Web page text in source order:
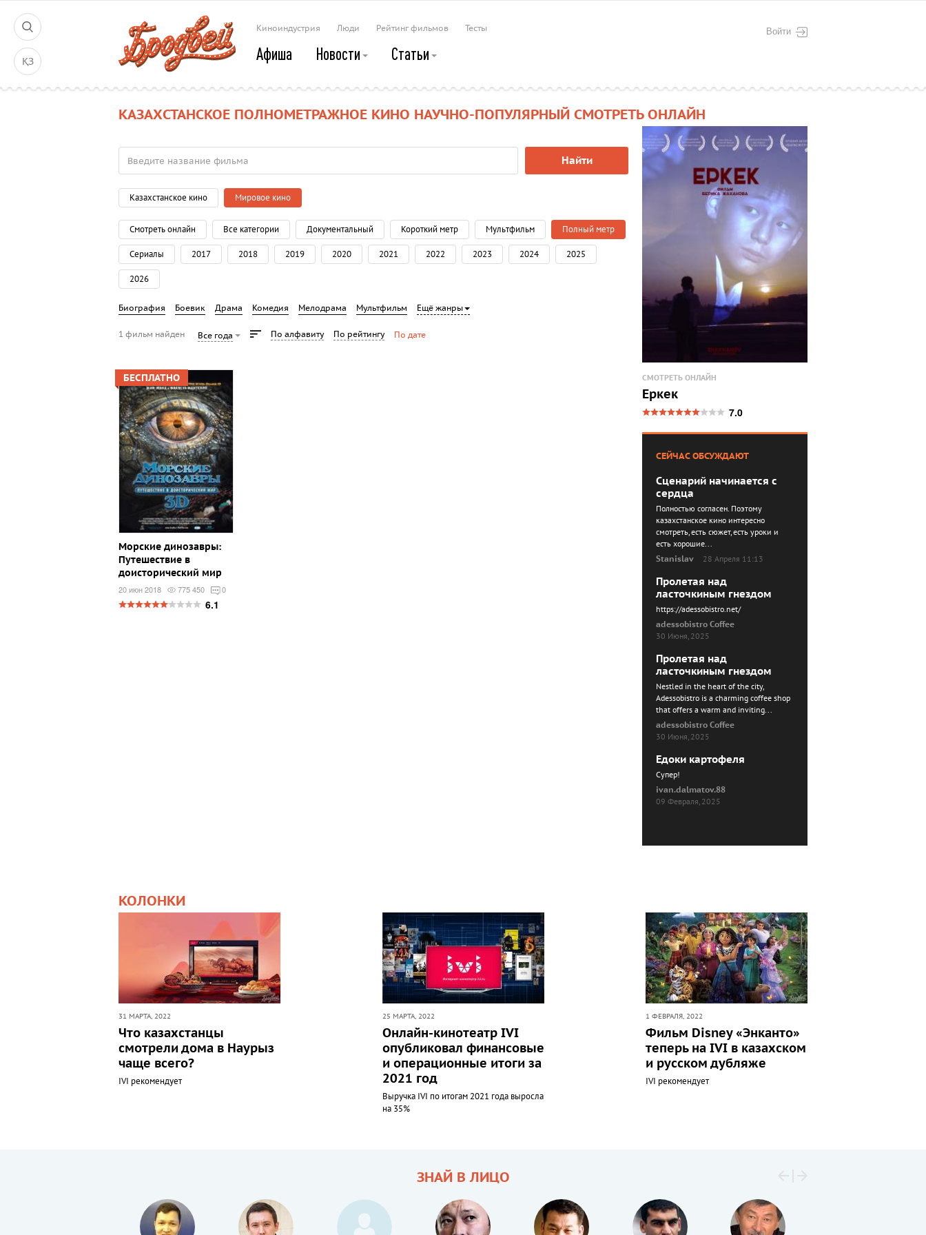
ҚЗ
Войти
Киноиндустрия Люди Рейтинг фильмов Тесты
Афиша Новости Статьи
КАЗАХСТАНСКОЕ ПОЛНОМЕТРАЖНОЕ КИНО НАУЧНО-ПОПУЛЯРНЫЙ СМОТРЕТЬ ОНЛАЙН
Найти
Казахстанское кино Мировое кино
Смотреть онлайн Все категории Документальный Короткий метр Мультфильм Полный метр
Сериалы 2017 2018 2019 2020 2021 2022 2023 2024 2025
2026
Биография Боевик Драма Комедия Мелодрама Мультфильм Ещё жанры
1 фильм найден Все года По алфавиту По рейтингу По дате
БЕСПЛАТНО
Морские динозавры:
Путешествие в
доисторический мир
20 июн 2018 775 450 0
6.1
СМОТРЕТЬ ОНЛАЙН
Еркек
7.0
СЕЙЧАС ОБСУЖДАЮТ
Сценарий начинается с
сердца
Полностью согласен. Поэтому
казахстанское кино интересно
смотреть, есть сюжет, есть уроки и
есть хорошие...
Stanislav
28 Апреля 11:13
Пролетая над
ласточкиным гнездом
https://adessobistro.net/
adessobistro Coffee
30 Июня, 2025
Пролетая над
ласточкиным гнездом
Nestled in the heart of the city,
Adessobistro is a charming coffee shop
that offers a warm and inviting...
adessobistro Coffee
30 Июня, 2025
Едоки картофеля
Cупер!
ivan.dalmatov.88
09 Февраля, 2025
КОЛОНКИ
31 МАРТА, 2022
Что казахстанцы
смотрели дома в Наурыз
чаще всего?
IVI рекомендует
25 МАРТА, 2022
Онлайн-кинотеатр IVI
опубликовал финансовые
и операционные итоги за
2021 год
Выручка IVI по итогам 2021 года выросла
на 35%
1 ФЕВРАЛЯ, 2022
Фильм Disney «Энканто»
теперь на IVI в казахском
и русском дубляже
IVI рекомендует
ЗНАЙ В ЛИЦО